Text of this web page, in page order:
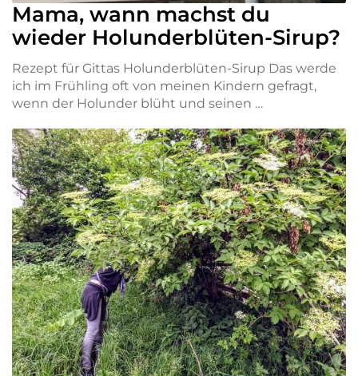
Mama, wann machst du
wieder Holunderblüten-Sirup?
Rezept für Gittas Holunderblüten-Sirup Das werde
ich im Frühling oft von meinen Kindern gefragt,
wenn der Holunder blüht und seinen …